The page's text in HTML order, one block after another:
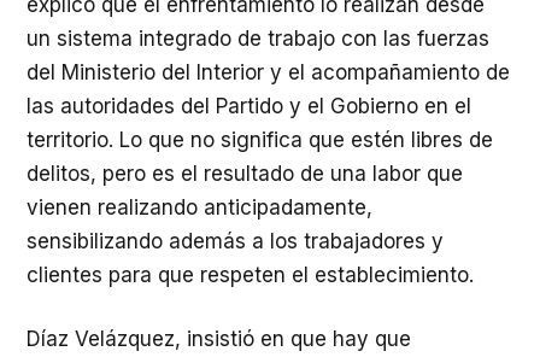
un sistema integrado de trabajo con las fuerzas
del Ministerio del Interior y el acompañamiento de
las autoridades del Partido y el Gobierno en el
territorio. Lo que no significa que estén libres de
delitos, pero es el resultado de una labor que
vienen realizando anticipadamente,
sensibilizando además a los trabajadores y
clientes para que respeten el establecimiento.
Díaz Velázquez, insistió en que hay que